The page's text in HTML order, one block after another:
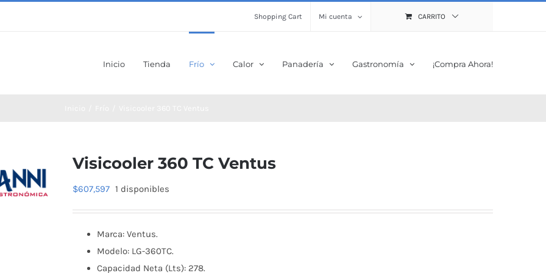
Shopping Cart Mi cuenta CARRITO
Inicio Tienda Frío Calor Panadería Gastronomía ¡Compra Ahora!
Visicooler 360 TC Ventus
$607,597 1 disponibles
Marca: Ventus.
Modelo: LG-360TC.
Capacidad Neta (Lts): 278.